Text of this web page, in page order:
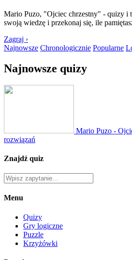
Mario Puzo, "Ojciec chrzestny" - quizy i
swoją wiedzę i przekonaj się, ile
Zagraj ›
Najnowsze Chronologicznie Popularne
Najnowsze quizy
Mario Puzo -
rozwiązań
Znajdź quiz
Menu
Quizy
Gry logiczne
Puzzle
Krzyżówki